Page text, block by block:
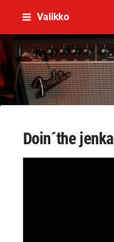
Siirry
sisältöön
Valikko
Doin´the jenka